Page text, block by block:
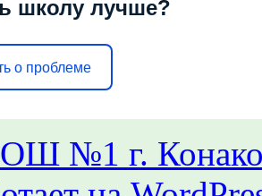
школу лучше?
о проблеме
№1 г.